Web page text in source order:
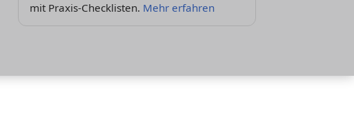
mit Praxis-Checklisten. Mehr erfahren